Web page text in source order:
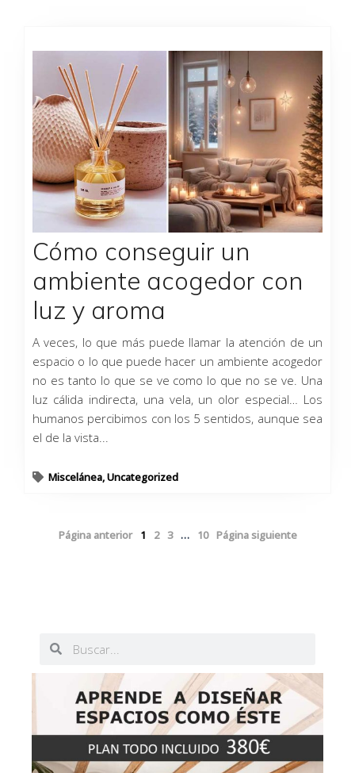
Cómo conseguir un
ambiente acogedor con
luz y aroma
A veces, lo que más puede llamar la atención de un
espacio o lo que puede hacer un ambiente acogedor
no es tanto lo que se ve como lo que no se ve. Una
luz cálida indirecta, una vela, un olor especial… Los
humanos percibimos con los 5 sentidos, aunque sea
el de la vista...
Miscelánea,Uncategorized
Página anterior 1 2 3 … 10 Página siguiente